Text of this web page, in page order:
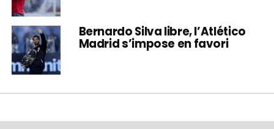
Bernardo Silva libre, l’Atlético
Madrid s’impose en favori